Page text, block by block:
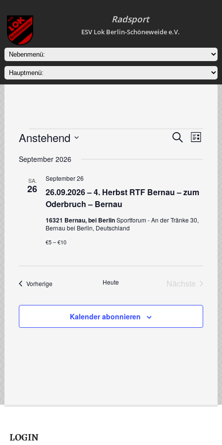
Radsport
ESV Lok Berlin-Schöneweide e.V.
Veranstaltungen
und
Navigation
SucheListe
Anstehend
wählen.
September 2026
SA.
26
26.09.2026 – 4. Herbst RTF Bernau – zum
Oderbruch – Bernau
September 26
16321 Bernau, bei BerlinSportforum - An der Tränke 30,
Bernau bei Berlin, Deutschland
€5 – €10
Vorherige Heute
Nächste
Kalender abonnieren
LOGIN